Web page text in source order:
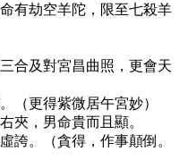
有劫空羊陀，限至七殺羊
合及對宮昌曲照，更會天
（更得紫微居午宮妙）
夾，男命貴而且顯。
誇。（貪得，作事顛倒。